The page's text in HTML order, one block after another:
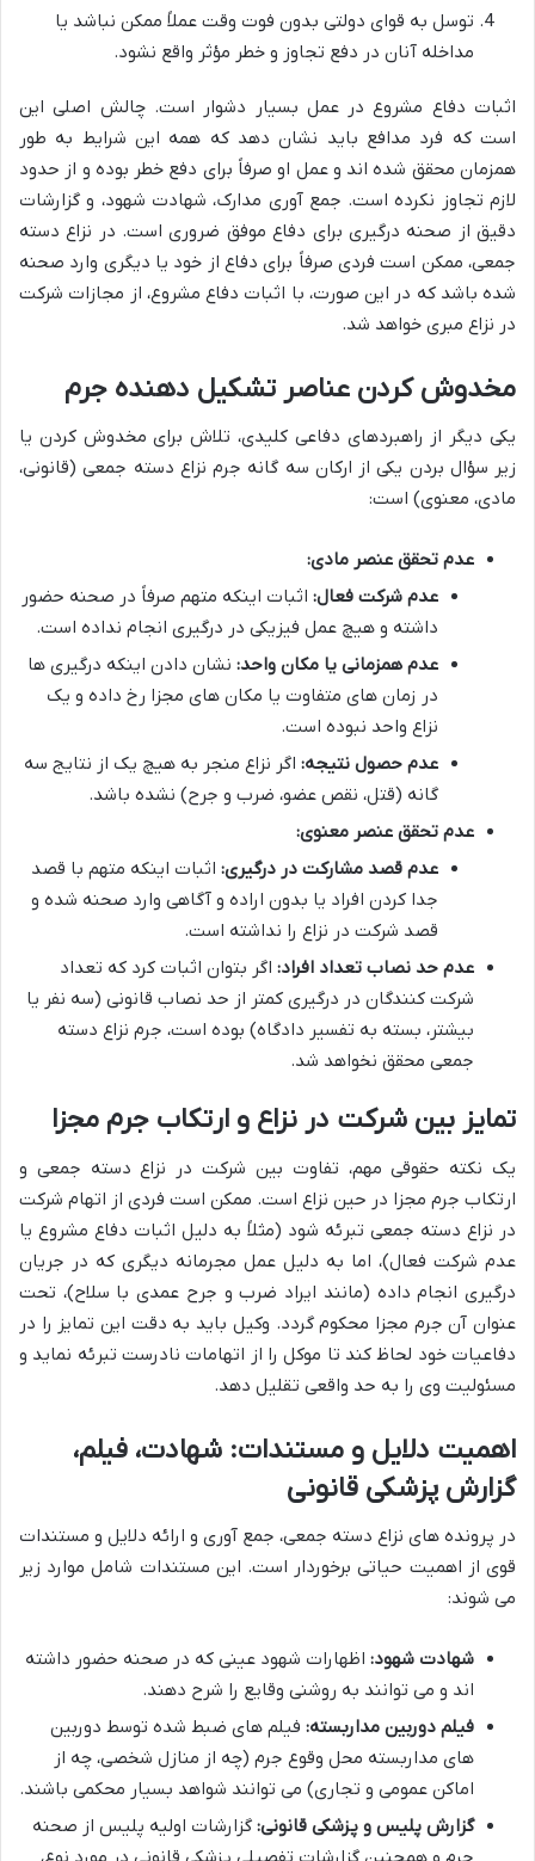
توسل به قوای دولتی بدون فوت وقت عملاً ممکن نباشد یا
مداخله آنان در دفع تجاوز و خطر مؤثر واقع نشود.
اثبات دفاع مشروع در عمل بسیار دشوار است. چالش اصلی این
است که فرد مدافع باید نشان دهد که همه این شرایط به طور
همزمان محقق شده اند و عمل او صرفاً برای دفع خطر بوده و از حدود
لازم تجاوز نکرده است. جمع آوری مدارک، شهادت شهود، و گزارشات
دقیق از صحنه درگیری برای دفاع موفق ضروری است. در نزاع دسته
جمعی، ممکن است فردی صرفاً برای دفاع از خود یا دیگری وارد صحنه
شده باشد که در این صورت، با اثبات دفاع مشروع، از مجازات شرکت
در نزاع مبری خواهد شد.
مخدوش کردن عناصر تشکیل دهنده جرم
یکی دیگر از راهبردهای دفاعی کلیدی، تلاش برای مخدوش کردن یا
زیر سؤال بردن یکی از ارکان سه گانه جرم نزاع دسته جمعی (قانونی،
مادی، معنوی) است:
عدم تحقق عنصر مادی:
عدم شرکت فعال: اثبات اینکه متهم صرفاً در صحنه حضور
داشته و هیچ عمل فیزیکی در درگیری انجام نداده است.
عدم همزمانی یا مکان واحد: نشان دادن اینکه درگیری ها
در زمان های متفاوت یا مکان های مجزا رخ داده و یک
نزاع واحد نبوده است.
عدم حصول نتیجه: اگر نزاع منجر به هیچ یک از نتایج سه
گانه (قتل، نقص عضو، ضرب و جرح) نشده باشد.
عدم تحقق عنصر معنوی:
عدم قصد مشارکت در درگیری: اثبات اینکه متهم با قصد
جدا کردن افراد یا بدون اراده و آگاهی وارد صحنه شده و
قصد شرکت در نزاع را نداشته است.
عدم حد نصاب تعداد افراد: اگر بتوان اثبات کرد که تعداد
شرکت کنندگان در درگیری کمتر از حد نصاب قانونی (سه نفر یا
بیشتر، بسته به تفسیر دادگاه) بوده است، جرم نزاع دسته
جمعی محقق نخواهد شد.
تمایز بین شرکت در نزاع و ارتکاب جرم مجزا
یک نکته حقوقی مهم، تفاوت بین شرکت در نزاع دسته جمعی و
ارتکاب جرم مجزا در حین نزاع است. ممکن است فردی از اتهام شرکت
در نزاع دسته جمعی تبرئه شود (مثلاً به دلیل اثبات دفاع مشروع یا
عدم شرکت فعال)، اما به دلیل عمل مجرمانه دیگری که در جریان
درگیری انجام داده (مانند ایراد ضرب و جرح عمدی با سلاح)، تحت
عنوان آن جرم مجزا محکوم گردد. وکیل باید به دقت این تمایز را در
دفاعیات خود لحاظ کند تا موکل را از اتهامات نادرست تبرئه نماید و
مسئولیت وی را به حد واقعی تقلیل دهد.
اهمیت دلایل و مستندات: شهادت، فیلم،
گزارش پزشکی قانونی
در پرونده های نزاع دسته جمعی، جمع آوری و ارائه دلایل و مستندات
قوی از اهمیت حیاتی برخوردار است. این مستندات شامل موارد زیر
می شوند:
شهادت شهود: اظهارات شهود عینی که در صحنه حضور داشته
اند و می توانند به روشنی وقایع را شرح دهند.
فیلم دوربین مداربسته: فیلم های ضبط شده توسط دوربین
های مداربسته محل وقوع جرم (چه از منازل شخصی، چه از
اماکن عمومی و تجاری) می توانند شواهد بسیار محکمی باشند.
گزارش پلیس و پزشکی قانونی: گزارشات اولیه پلیس از صحنه